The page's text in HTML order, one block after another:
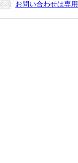
お問い合わせは専